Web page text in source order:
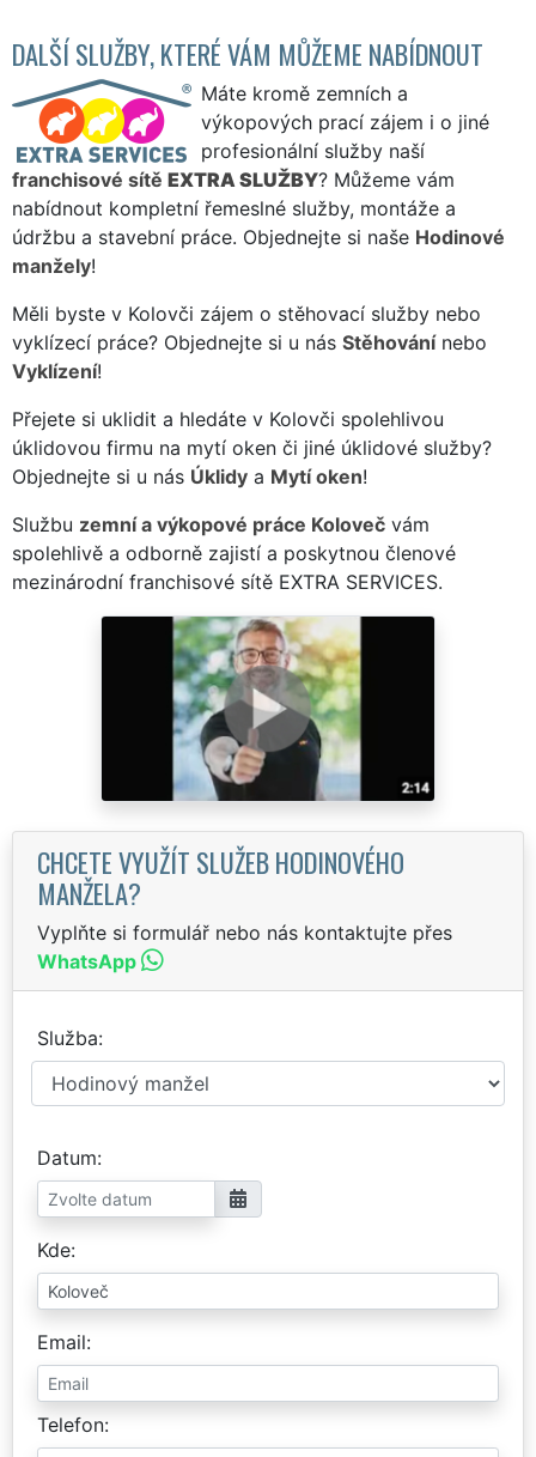
DALŠÍ SLUŽBY, KTERÉ VÁM MŮŽEME NABÍDNOUT
Máte kromě zemních a
výkopových prací zájem i o jiné
profesionální služby naší
franchisové sítě EXTRA SLUŽBY? Můžeme vám
nabídnout kompletní řemeslné služby, montáže a
údržbu a stavební práce. Objednejte si naše Hodinové
manžely!
Měli byste v Kolovči zájem o stěhovací služby nebo
vyklízecí práce? Objednejte si u nás Stěhovánínebo
Vyklízení!
Přejete si uklidit a hledáte v Kolovči spolehlivou
úklidovou firmu na mytí oken či jiné úklidové služby?
Objednejte si u nás Úklidy a Mytí oken!
Službu zemní a výkopové práce Koloveč vám
spolehlivě a odborně zajistí a poskytnou členové
mezinárodní franchisové sítě EXTRA SERVICES.
CHCETE VYUŽÍT SLUŽEB HODINOVÉHO
MANŽELA?
Vyplňte si formulář nebo nás kontaktujte přes
WhatsApp
Služba
Datum
Kde
Email
Telefon